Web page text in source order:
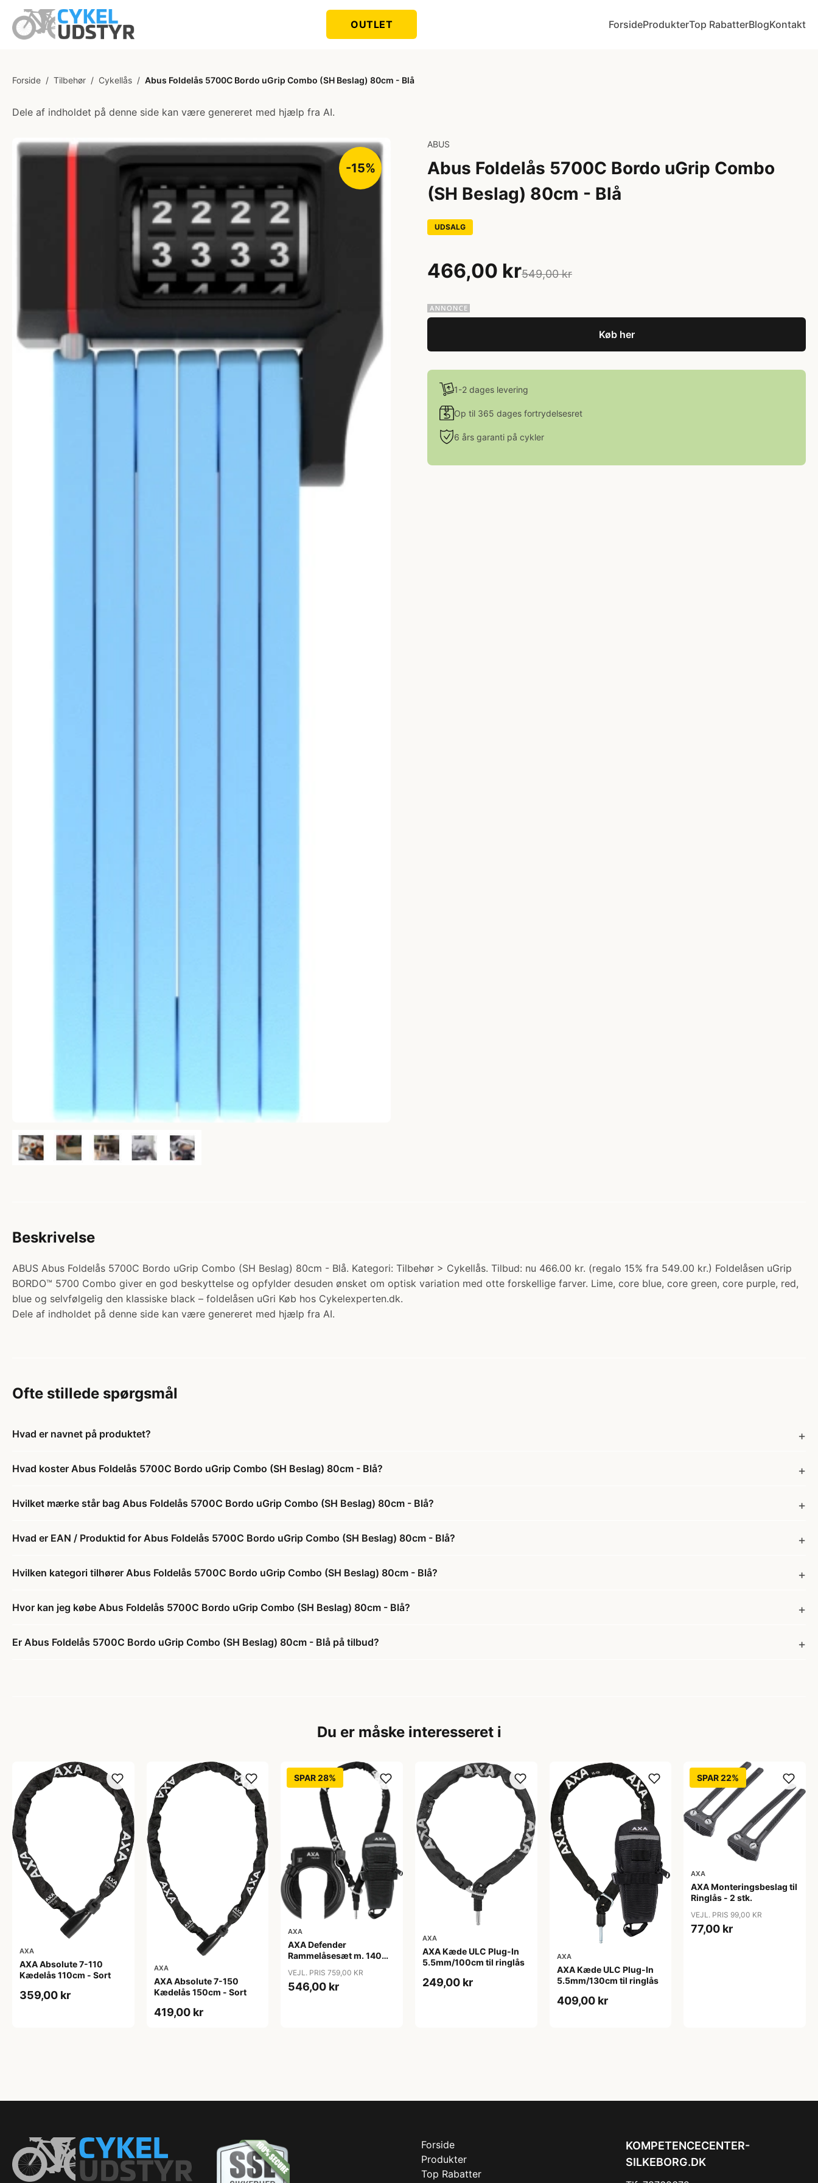
OUTLET ForsideProdukterTop RabatterBlogKontakt
Forside / Tilbehør / Cykellås / Abus Foldelås 5700C Bordo uGrip Combo (SH Beslag) 80cm - Blå
Dele af indholdet på denne side kan være genereret med hjælp fra AI.
-15%
ABUS
Abus Foldelås 5700C Bordo uGrip Combo
(SH Beslag) 80cm - Blå
UDSALG
466,00 kr549,00 kr
Køb her
1-2 dages levering
Op til 365 dages fortrydelsesret
6 års garanti på cykler
Beskrivelse
ABUS Abus Foldelås 5700C Bordo uGrip Combo (SH Beslag) 80cm - Blå. Kategori: Tilbehør > Cykellås. Tilbud: nu 466.00 kr. (regalo 15% fra 549.00 kr.) Foldelåsen uGrip
BORDO™ 5700 Combo giver en god beskyttelse og opfylder desuden ønsket om optisk variation med otte forskellige farver. Lime, core blue, core green, core purple, red,
blue og selvfølgelig den klassiske black – foldelåsen uGri Køb hos Cykelexperten.dk.
Dele af indholdet på denne side kan være genereret med hjælp fra AI.
Ofte stillede spørgsmål
Hvad er navnet på produktet?
Hvad koster Abus Foldelås 5700C Bordo uGrip Combo (SH Beslag) 80cm - Blå?
Hvilket mærke står bag Abus Foldelås 5700C Bordo uGrip Combo (SH Beslag) 80cm - Blå?
Hvad er EAN / Produktid for Abus Foldelås 5700C Bordo uGrip Combo (SH Beslag) 80cm - Blå?
Hvilken kategori tilhører Abus Foldelås 5700C Bordo uGrip Combo (SH Beslag) 80cm - Blå?
Hvor kan jeg købe Abus Foldelås 5700C Bordo uGrip Combo (SH Beslag) 80cm - Blå?
Er Abus Foldelås 5700C Bordo uGrip Combo (SH Beslag) 80cm - Blå på tilbud?
Du er måske interesseret i
AXA
AXA Absolute 7-110
Kædelås 110cm - Sort
359,00 kr
AXA
AXA Absolute 7-150
Kædelås 150cm - Sort
419,00 kr
SPAR 28%
AXA
AXA Defender
Rammelåsesæt m. 140
VEJL. PRIS 759,00 KR
546,00 kr
AXA
AXA Kæde ULC Plug-In
5.5mm/100cm til ringlås
249,00 kr
AXA
AXA Kæde ULC Plug-In
5.5mm/130cm til ringlås
409,00 kr
SPAR 22%
AXA
AXA Monteringsbeslag til
Ringlås - 2 stk.
VEJL. PRIS 99,00 KR
77,00 kr
Forside
Produkter
Top Rabatter
KOMPETENCECENTER-
SILKEBORG.DK